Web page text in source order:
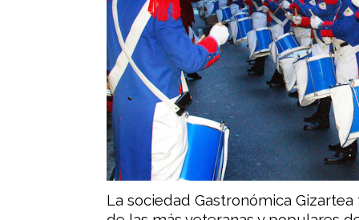
La sociedad Gastronómica